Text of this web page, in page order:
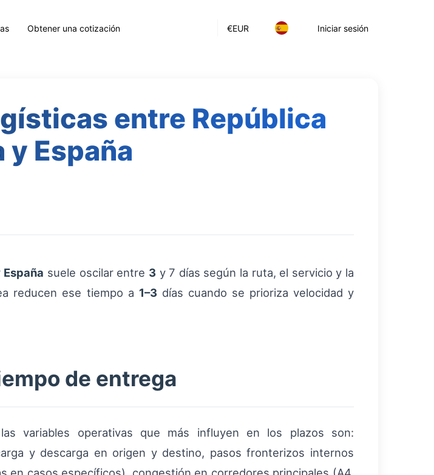
€EUR Iniciar sesión
Obtener una cotización
entre República
y España
España suele oscilar entre 3 y 7 días según la ruta, el servicio y la
reducen ese tiempo a 1–3 días cuando se prioriza velocidad y
de entrega
variables operativas que más influyen en los plazos son:
y descarga en origen y destino, pasos fronterizos internos